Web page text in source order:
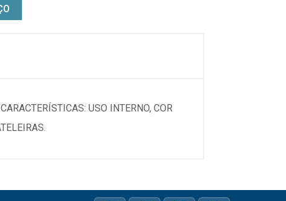
USO INTERNO, COR